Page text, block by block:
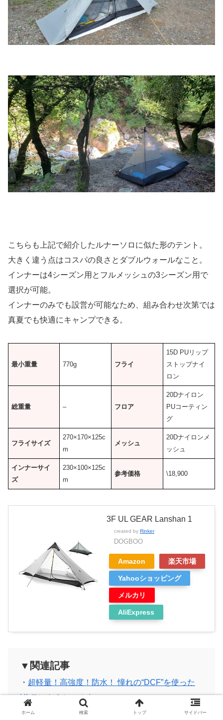
こちらも上記で紹介したルナーソロに似た形のテント。
大きく違う点はコスパの良さとダブルウォールなこと。
インナーは4シーズン用とフルメッシュの3シーズン用で
選択が可能。
インナーのみでも設営が可能なため、組み合わせ次第では
真夏でも快適にキャンプできる。
最小重量 770g フライ
15D PUリップ
ストップナイ
ロン
総重量 – フロア
20Dナイロン
PUコーティン
グ
フライサイズ
270×170×125c
m
メッシュ
20Dナイロンメ
ッシュ
インナーサイ
ズ
230×100×125c
m
参考価格 \18,900
3F UL GEAR Lanshan 1
created by Rinker
DOGBOO
Amazon 楽天市場
Yahooショッピング
メルカリ
AliExpress
▼関連記事
・ 超軽量！高強度！防水！ 憧れの“DCF”を使った
ULテント＆シェルター
・徒歩キャンプにおける“軽量テントの選び方” 基
ホーム 検索 トップ サイドバー